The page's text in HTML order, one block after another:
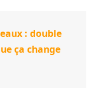
: double
ça change